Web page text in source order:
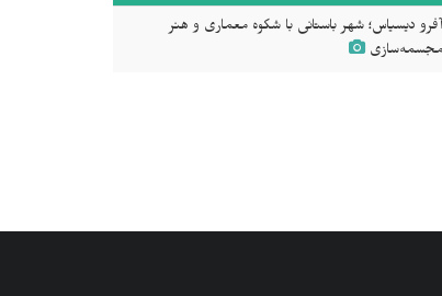
آفرو دیسیاس؛ شهر باستانی با شکوه معماری و هنر
مجسمه‌سازی